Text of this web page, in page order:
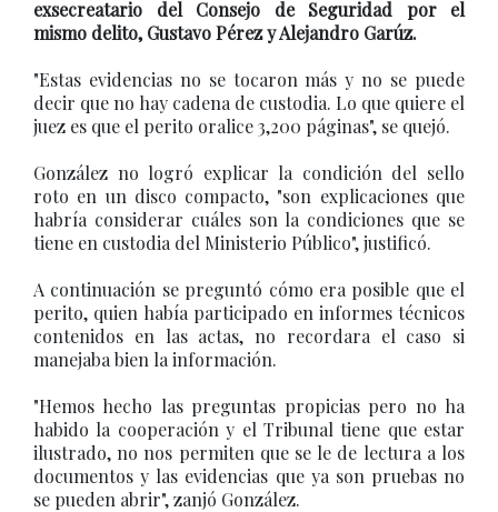
exsecreatario del Consejo de Seguridad por el
mismo delito, Gustavo Pérez y Alejandro Garúz.
"Estas evidencias no se tocaron más y no se puede
decir que no hay cadena de custodia. Lo que quiere el
juez es que el perito oralice 3,200 páginas", se quejó.
González no logró explicar la condición del sello
roto en un disco compacto, "son explicaciones que
habría considerar cuáles son la condiciones que se
tiene en custodia del Ministerio Público", justificó.
A continuación se preguntó cómo era posible que el
perito, quien había participado en informes técnicos
contenidos en las actas, no recordara el caso si
manejaba bien la información.
"Hemos hecho las preguntas propicias pero no ha
habido la cooperación y el Tribunal tiene que estar
ilustrado, no nos permiten que se le de lectura a los
documentos y las evidencias que ya son pruebas no
se pueden abrir", zanjó González.